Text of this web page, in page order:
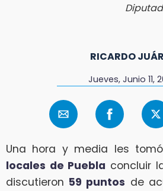
RICARDO
Jueves, Junio 11,
Una hora y media les
locales de Puebla concluir
discutieron 59 puntos de